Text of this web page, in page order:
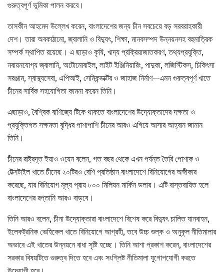
গুরুত্বপূর্ণ ভূমিকা পালন করবে।
তাসকীন আহমেদ উল্লেখ করেন, বাংলাদেশের জন্য চীন সবচেয়ে বড় সরবরাহকারী
দেশ। তারা অবকাঠামো, জ্বালানি ও বিদ্যুৎ, শিক্ষা, মানবসম্পদ উন্নয়নসহ বহুমাত্রিক
সম্পর্ক স্থাপিত রয়েছে। এ ছাড়াও কৃষি, খাদ্য প্রক্রিয়াজাতকরণ, তথ্যপ্রযুক্তি,
নবায়নযোগ্য জ্বালানি, অটোমোবাইল, লাইট ইঞ্জিনিয়ারিং, পাদুকা, লজিস্টিকস, চিকিৎসা
সরঞ্জাম, স্বাস্থ্যসেবা, এপিআই, সেমিকন্ডাক্টর ও জাহাজ নির্মাণ—এমন গুরুত্বপূর্ণ খাতে
চীনের সার্বিক সহযোগিতা কামনা করেন তিনি।
এছাড়াও, বৈশ্বিক বাণিজ্যে টিকে থাকতে বাংলাদেশের উদ্যোক্তাদের দক্ষতা ও
প্রযুক্তিগত সক্ষমতা বৃদ্ধির পাশাপাশি চীনের আরও এগিয়ে আসার আহ্বান জানান
তিনি।
চীনের রাষ্ট্রদূত ইয়াও ওয়েন বলেন, গত বছর থেকে এখন পর্যন্ত তৈরি পোশাক ও
টেক্সটাইল খাতে চীনের ২০টিরও বেশি প্রতিষ্ঠান বাংলাদেশে বিনিয়োগের অঙ্গীকার
করেছে, যার বিনিয়োগ মূল্য প্রায় ৮০০ মিলিয়ন মার্কিন ডলার। এটি বাস্তবায়িত হলে
বাংলাদেশের রপ্তানি আরও বাড়বে।
তিনি আরও বলেন, চীনা উদ্যোক্তারা বাংলাদেশে বিশেষ করে বিদ্যুৎ চালিত যানবাহন,
ইলেকট্রনিক ভেহিকেল খাতে বিনিয়োগে আগ্রহী, তবে উচ্চ শুল্ক ও অনুকূল নীতিমালার
অভাবে এই খাতের উন্নয়নে বাধা সৃষ্টি হচ্ছে। তিনি আশা প্রকাশ করেন, বাংলাদেশের
সরকার বিষয়টিতে গুরুত্ব দিতে হবে এবং সংশ্লিষ্ট নীতিমালা যুগোপযোগী করতে